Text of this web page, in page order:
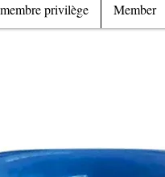
privilège Member